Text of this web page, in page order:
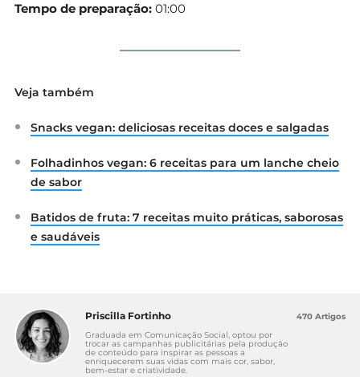
Tempo de preparação: 01:00
Veja também
Snacks vegan: deliciosas receitas doces e salgadas
Folhadinhos vegan: 6 receitas para um lanche cheio
de sabor
Batidos de fruta: 7 receitas muito práticas, saborosas
e saudáveis
Priscilla Fortinho
Graduada em Comunicação Social, optou por
trocar as campanhas publicitárias pela produção
de conteúdo para inspirar as pessoas a
enriquecerem suas vidas com mais cor, sabor,
bem-estar e criatividade.
470 Artigos